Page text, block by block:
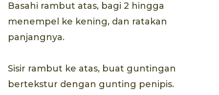
Basahi rambut atas, bagi 2 hingga
menempel ke kening, dan ratakan
panjangnya.
Sisir rambut ke atas, buat guntingan
bertekstur dengan gunting penipis.